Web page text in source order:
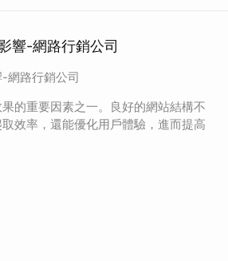
響-網路行銷公司
網路行銷公司
的重要因素之一。良好的網站結構不
效率，還能優化用戶體驗，進而提高